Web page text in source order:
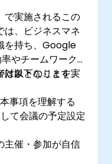
で実施されるこの
は、ビジネスマネ
を持ち、Google
やチームワーク、
対象となります。
は以下のことを実
事項を理解する
て会議の予定設定
主催・参加が自信